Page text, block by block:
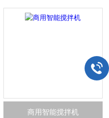
商用智能搅拌机